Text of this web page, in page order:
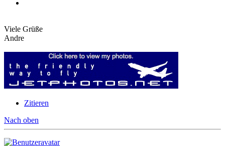
Viele Grüße
Andre
Zitieren
Nach oben